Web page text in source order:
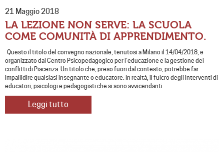
21 Maggio 2018
LA LEZIONE NON SERVE: LA SCUOLA
COME COMUNITÀ DI APPRENDIMENTO.
Questo il titolo del convegno nazionale, tenutosi a Milano il 14/04/2018, e
organizzato dal Centro Psicopedagogico per l’educazione e la gestione dei
conflitti di Piacenza. Un titolo che, preso fuori dal contesto, potrebbe far
impallidire qualsiasi insegnante o educatore. In realtà, il fulcro degli interventi di
educatori, psicologi e pedagogisti che si sono avvicendanti
Leggi tutto